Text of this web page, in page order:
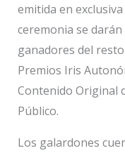
emitida en
ceremonia se
ganadores del
Premios Iris
Contenido Original
Público.
Los galardones